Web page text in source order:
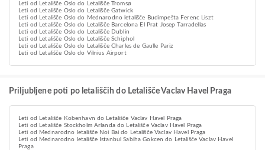
Leti od Letališče Oslo do Letališče Tromsø
Leti od Letališče Oslo do Letališče Gatwick
Leti od Letališče Oslo do Mednarodno letališče Budimpešta Ferenc Liszt
Leti od Letališče Oslo do Letališče Barcelona El Prat Josep Tarradellas
Leti od Letališče Oslo do Letališče Dublin
Leti od Letališče Oslo do Letališče Schiphol
Leti od Letališče Oslo do Letališče Charles de Gaulle Pariz
Leti od Letališče Oslo do Vilnius Airport
Priljubljene poti po letališčih do Letališče Vaclav Havel Praga
Leti od Letališče Kobenhavn do Letališče Vaclav Havel Praga
Leti od Letališče Stockholm Arlanda do Letališče Vaclav Havel Praga
Leti od Mednarodno letališče Noi Bai do Letališče Vaclav Havel Praga
Leti od Mednarodno letališče Istanbul Sabiha Gokcen do Letališče Vaclav Havel
Praga